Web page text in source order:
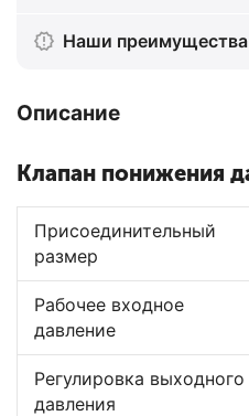
Наши преимущества
Описание
Клапан понижения
Присоединительный
размер
Рабочее входное
давление
Регулировка выходного
давления